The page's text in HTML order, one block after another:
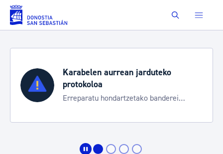
Eduki nagusira joan Buscar
Karabelen aurrean jarduteko
protokoloa
Erreparatu hondartzetako banderei